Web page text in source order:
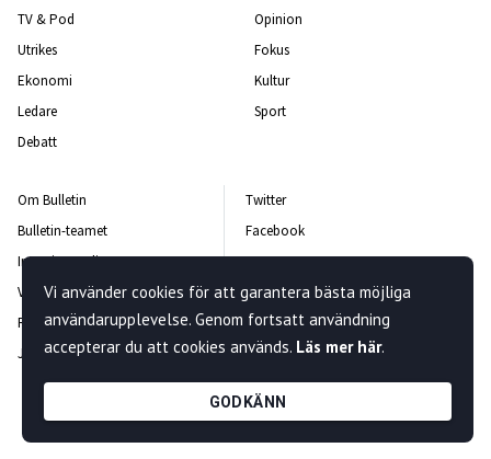
TV & Pod
Utrikes
Ekonomi
Ledare
Debatt
Opinion
Fokus
Kultur
Sport
Om Bulletin
Bulletin-teamet
Integritetspolicy
Vanliga frågor och svar
Rättelsepolicy
Jobba hos oss
Twitter
Facebook
Instagram
Kontakta oss
Nyhetsbrev
Vi använder cookies för att garantera bästa möjliga
användarupplevelse. Genom fortsatt användning
accepterar du att cookies används. Läs mer här.
GODKÄNN